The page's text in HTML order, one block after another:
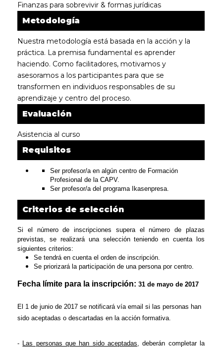
Finanzas para sobrevivir & formas jurídicas
Metodología
Nuestra metodología está basada en la acción y la
práctica. La premisa fundamental es aprender
haciendo. Como facilitadores, motivamos y
asesoramos a los participantes para que se
transformen en individuos responsables de su
aprendizaje y centro del proceso.
Evaluación
Asistencia al curso
Requisitos
Ser profesor/a en algún centro de Formación
Profesional de la CAPV.
Ser profesor/a del programa Ikasenpresa.
Criterios de selección
Si el número de inscripciones supera el número de plazas
previstas, se realizará una selección teniendo en cuenta los
siguientes criterios:
Se tendrá en cuenta el orden de inscripción.
Se priorizará la participación de una persona por centro.
Fecha límite para la inscripción: 31 de mayo de 2017
El 1 de junio de 2017 se notificará vía email si las personas han
sido aceptadas o descartadas en la acción formativa.
- Las personas que han sido aceptadas, deberán completar la